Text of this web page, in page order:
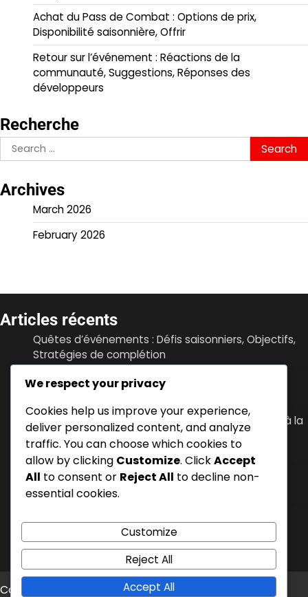
Achat du Pass de Combat : Options de prix,
Disponibilité saisonnière, Offrir
Retour sur l’événement : Réactions de la
communauté, Suggestions, Réponses des
développeurs
Recherche
Search
for:
Archives
March 2026
February 2026
Articles récents
Quêtes d’événements : Défis saisonniers, Objectifs,
Stratégies de complétion
XP d’événement : Gagner grâce aux quêtes,
Escroqueries V-Bucks : Reconnaître la fraude liée à la
console, Signaler des problèmes, Protéger votre
compte
Achat du Pass de Combat : Options de prix,
Disponibilité saisonnière, Offrir
communauté, Suggestions, Réponses des
développeurs
Copyright © 2026 rally-news.frTheme: News Bite By
We respect your privacy
Cookies help us improve your experience,
deliver personalized content, and analyze
traffic. You can choose which cookies to
allow by clicking Customize. ClickAccept
All to consent or Reject All to decline non-
essential cookies.
Customize
Reject All
Accept All